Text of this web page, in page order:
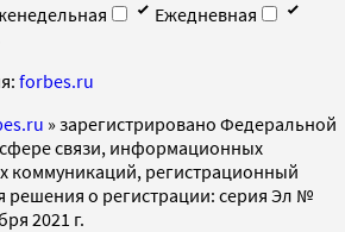
Ежедневная
forbes.ru
» зарегистрировано Федеральной
связи, информационных
коммуникаций, регистрационный
решения о регистрации: серия Эл №
2021 г.